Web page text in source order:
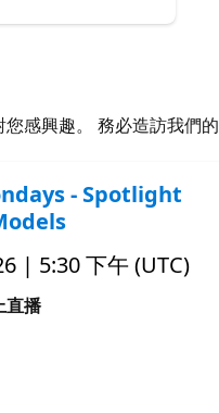
感興趣。 務必造訪我們的
- Spotlight
| 5:30 下午 (UTC)
直播